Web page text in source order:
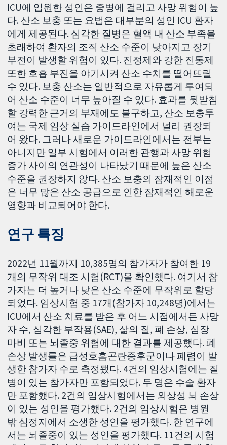
ICU에 입원한 성인은 중병에 걸리고 사망 위험이 높
다. 산소 보충 또는 요법은 대부분의 성인 ICU 환자
에게 제공된다. 심각한 질병은 혈액 내 산소 부족을
초래하여 환자의 조직 산소 수준이 낮아지고 장기
부전이 발생할 위험이 있다. 진정제와 강한 진통제
또한 호흡 부진을 야기시켜 산소 수치를 떨어뜨릴
수 있다. 보충 산소는 일반적으로 자유롭게 투여되
어 산소 수준이 너무 높아질 수 있다. 효과를 뒷받침
할 강력한 근거의 부재에도 불구하고, 산소 보충투
여는 국제 임상 실습 가이드라인에서 널리 권장되
어 왔다. 그러나 새로운 가이드라인에서는 전부는
아니지만 일부 시험에서 이러한 관행과 사망 위험
증가 사이의 연관성이 나타났기 때문에 높은 산소
수준을 권장하지 않다. 산소 보충의 잠재적인 이점
은 너무 많은 산소 공급으로 인한 잠재적인 해로운
영향과 비교되어야 한다.
연구 특징
2022년 11월까지 10,385명의 참가자가 참여한 19
개의 무작위 대조 시험(RCT)을 확인했다. 여기서 참
가자는 더 높거나 낮은 산소 수준에 무작위로 할당
되었다. 임상시험 중 17개(참가자 10,248명)에서는
ICU에서 산소 치료를 받은 후 어느 시점에서든 사망
자 수, 심각한 부작용(SAE), 삶의 질, 폐 손상, 심장
마비 또는 뇌졸중 위험에 대한 결과를 제공했다. 폐
손상 발생률은 급성호흡곤란증후군이나 폐렴이 발
생한 참가자 수로 측정됐다. 4건의 임상시험에는 질
병이 있는 참가자만 포함되었다. 두 명은 수술 환자
만 포함했다. 2건의 임상시험에서는 외상성 뇌 손상
이 있는 성인을 평가했다. 2건의 임상시험은 병원
밖 심정지에서 소생한 성인을 평가했다. 한 연구에
서는 뇌졸중이 있는 성인을 평가했다. 11건의 시험